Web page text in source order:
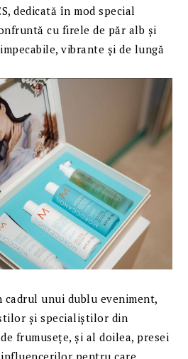
dedicată în mod special
cu firele de păr alb și
vibrante și de lungă
cadrul unui dublu eveniment,
și specialiștilor din
frumusețe, și al doilea, presei
pentru care